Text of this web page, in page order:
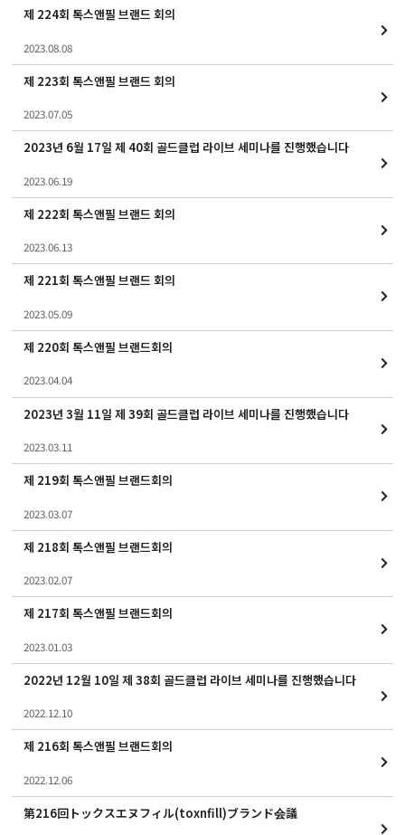
제 224회 톡스앤필 브랜드 회의
2023.08.08
제 223회 톡스앤필 브랜드 회의
2023.07.05
2023년 6월 17일 제 40회 골드클럽 라이브 세미나를 진행했습니다
2023.06.19
제 222회 톡스앤필 브랜드 회의
2023.06.13
제 221회 톡스앤필 브랜드 회의
2023.05.09
제 220회 톡스앤필 브랜드회의
2023.04.04
2023년 3월 11일 제 39회 골드클럽 라이브 세미나를 진행했습니다
2023.03.11
제 219회 톡스앤필 브랜드회의
2023.03.07
제 218회 톡스앤필 브랜드회의
2023.02.07
제 217회 톡스앤필 브랜드회의
2023.01.03
2022년 12월 10일 제 38회 골드클럽 라이브 세미나를 진행했습니다
2022.12.10
제 216회 톡스앤필 브랜드회의
2022.12.06
第216回トックスエヌフィル(toxnfill)ブランド会議